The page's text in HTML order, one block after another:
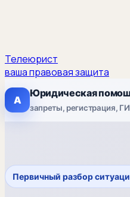
Телеюрист
ваша правовая защита
А
Юридическая
запреты, регистрация,
Первичный разбор